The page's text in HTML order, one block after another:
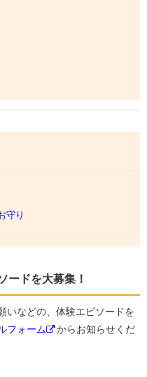
守り
ードを大募集！
いなどの、体験エピソードを
フォーム
からお知らせくだ